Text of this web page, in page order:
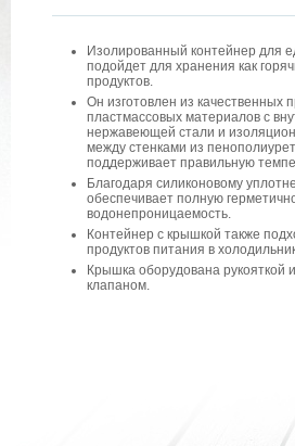
Изолированный контейнер для
подойдет для хранения как
продуктов.
Он изготовлен из качественных
пластмассовых материалов с
нержавеющей стали и
между стенками из
поддерживает правильную
Благодаря силиконовому
обеспечивает полную
водонепроницаемость.
Контейнер с крышкой также
продуктов питания в
Крышка оборудована рукояткой
клапаном.